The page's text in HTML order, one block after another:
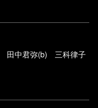
田中君弥(b) 三科律子